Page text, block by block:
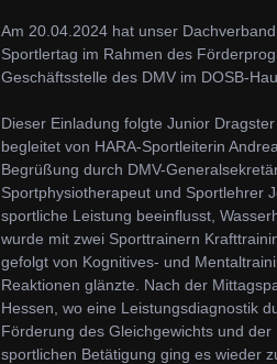
Am 20.04.2024 hat unser
Sportlertag im Rahmen des
Geschäftsstelle des DMV im DOSB-
Dieser Einladung folgte Junior
begleitet von HARA-Sportleiterin
Begrüßung durch DMV-
Sportphysiotherapeut und Sportlehrer
sportliche Leistung beeinflusst,
wurde mit zwei Sporttrainern
gefolgt von Kognitives- und
Reaktionen glänzte. Nach der
Hessen, wo eine Leistungsdiagnostik
Förderung des Gleichgewichts und
sportlichen Betätigung ging es wieder